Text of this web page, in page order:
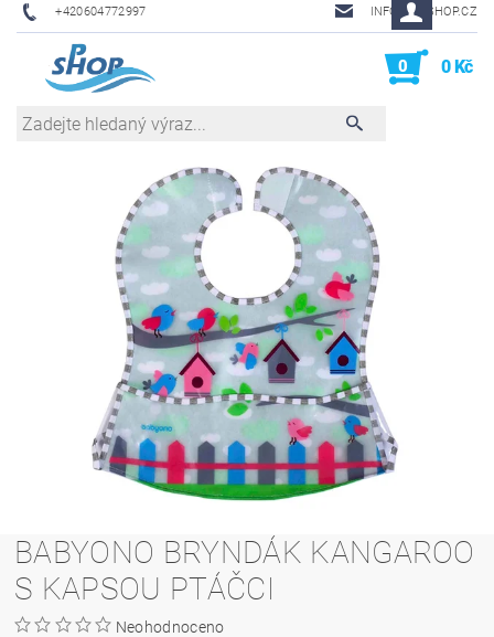
+420604772997 INFO@PHSHOP.CZ
0 0 Kč
BABYONO BRYNDÁK KANGAROO
S KAPSOU PTÁČCI
Neohodnoceno